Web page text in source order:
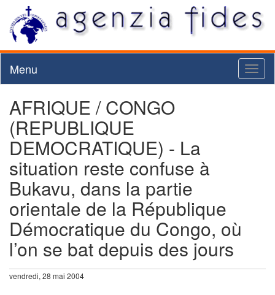
Menu
AFRIQUE / CONGO
(REPUBLIQUE
DEMOCRATIQUE) - La
situation reste confuse à
Bukavu, dans la partie
orientale de la République
Démocratique du Congo, où
l’on se bat depuis des jours
vendredi, 28 mai 2004